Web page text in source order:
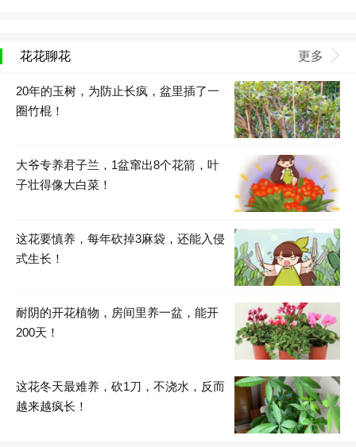
花花聊花 更多
20年的玉树，为防止长疯，盆里插了一
圈竹棍！
大爷专养君子兰，1盆窜出8个花箭，叶
子壮得像大白菜！
这花要慎养，每年砍掉3麻袋，还能入侵
式生长！
耐阴的开花植物，房间里养一盆，能开
200天！
这花冬天最难养，砍1刀，不浇水，反而
越来越疯长！